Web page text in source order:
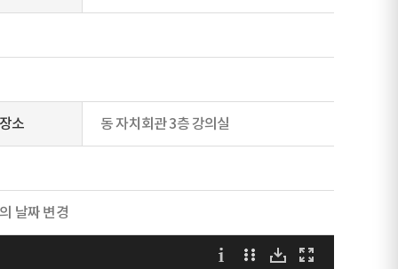
소 동 자치회관 3층 강의실
날짜 변경